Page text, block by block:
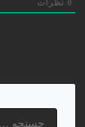
0 نظرات